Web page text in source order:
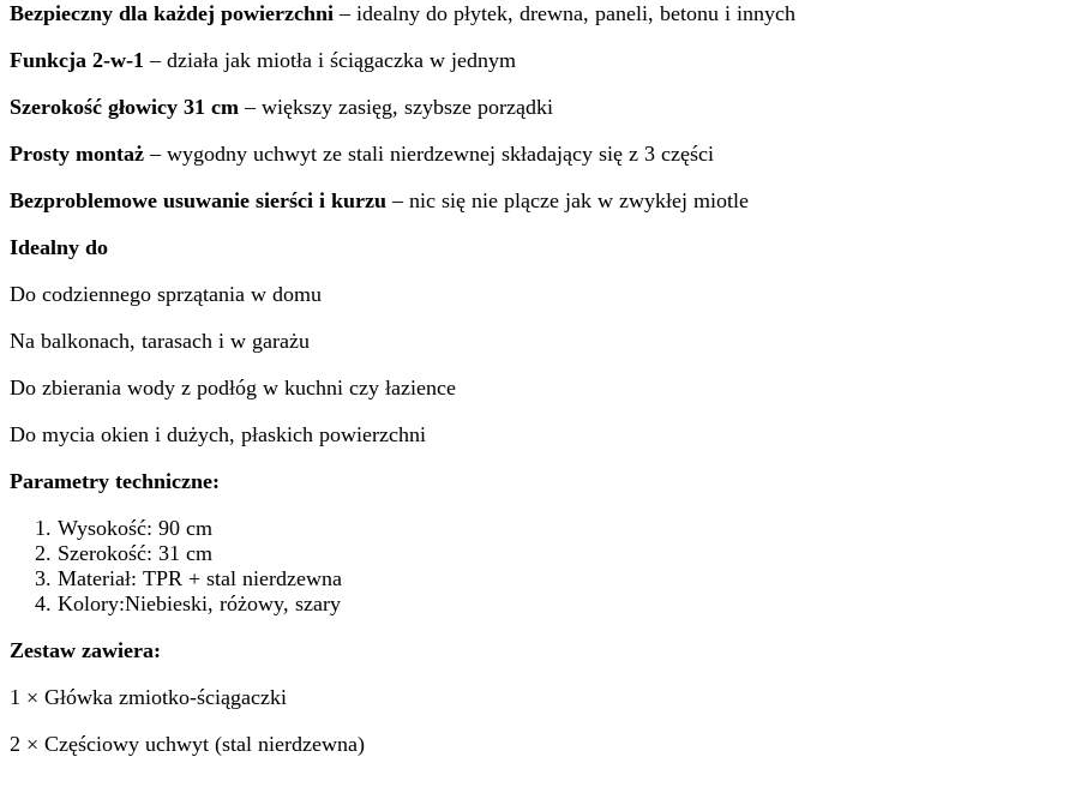
Bezpieczny dla każdej powierzchni – idealny do płytek, drewna, paneli, betonu i innych
Funkcja 2-w-1 – działa jak miotła i ściągaczka w jednym
Szerokość głowicy 31 cm – większy zasięg, szybsze porządki
Prosty montaż – wygodny uchwyt ze stali nierdzewnej składający się z 3 części
Bezproblemowe usuwanie sierści i kurzu – nic się nie plącze jak w zwykłej miotle
Idealny do
Do codziennego sprzątania w domu
Na balkonach, tarasach i w garażu
Do zbierania wody z podłóg w kuchni czy łazience
Do mycia okien i dużych, płaskich powierzchni
Parametry techniczne:
Wysokość: 90 cm
Szerokość: 31 cm
Materiał: TPR + stal nierdzewna
Kolory:Niebieski, różowy, szary
Zestaw zawiera:
1 × Główka zmiotko-ściągaczki
2 × Częściowy uchwyt (stal nierdzewna)